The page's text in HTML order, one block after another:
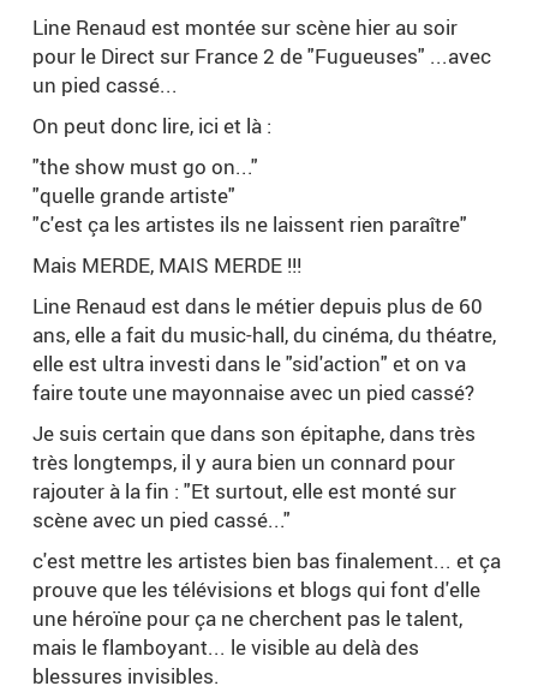
Line Renaud est montée sur scène hier au soir
pour le Direct sur France 2 de "Fugueuses" ...avec
un pied cassé...
On peut donc lire, ici et là :
"the show must go on..."
"quelle grande artiste"
"c'est ça les artistes ils ne laissent rien paraître"
Mais MERDE, MAIS MERDE !!!
Line Renaud est dans le métier depuis plus de 60
ans, elle a fait du music-hall, du cinéma, du théatre,
elle est ultra investi dans le "sid'action" et on va
faire toute une mayonnaise avec un pied cassé?
Je suis certain que dans son épitaphe, dans très
très longtemps, il y aura bien un connard pour
rajouter à la fin : "Et surtout, elle est monté sur
scène avec un pied cassé..."
c'est mettre les artistes bien bas finalement... et ça
prouve que les télévisions et blogs qui font d'elle
une héroïne pour ça ne cherchent pas le talent,
mais le flamboyant... le visible au delà des
blessures invisibles.